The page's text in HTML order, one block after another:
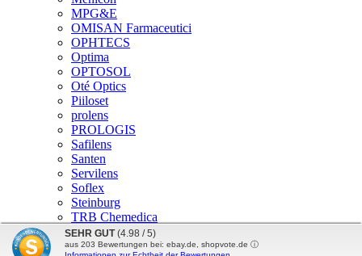
MPG&E
OMISAN Farmaceutici
OPHTECS
Optima
OPTOSOL
Oté Optics
Piiloset
prolens
PROLOGIS
Safilens
Santen
Servilens
Soflex
Steinburg
TRB Chemedica
Vita Research
SEHR GUT (4.98 / 5)
aus 203 Bewertungen bei: ebay.de, shopvote.de ⓘ